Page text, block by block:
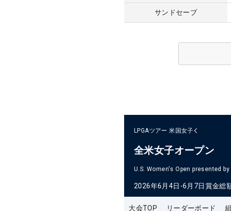
サンドセーブ
LPGAツアー 米国女子
全米女子オープン
U.S. Women's Open presented
2026年6月4日-6月7日賞金総
大会TOP リーダーボード